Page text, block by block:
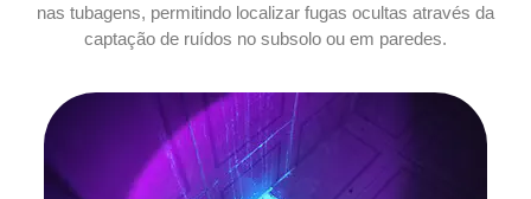
nas tubagens, permitindo localizar fugas ocultas através da
captação de ruídos no subsolo ou em paredes.